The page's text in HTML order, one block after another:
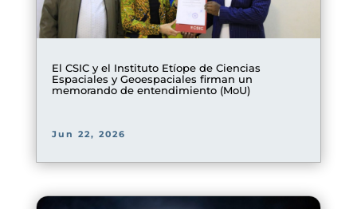
El CSIC y el Instituto Etíope de Ciencias
Espaciales y Geoespaciales firman un
memorando de entendimiento (MoU)
Jun 22, 2026